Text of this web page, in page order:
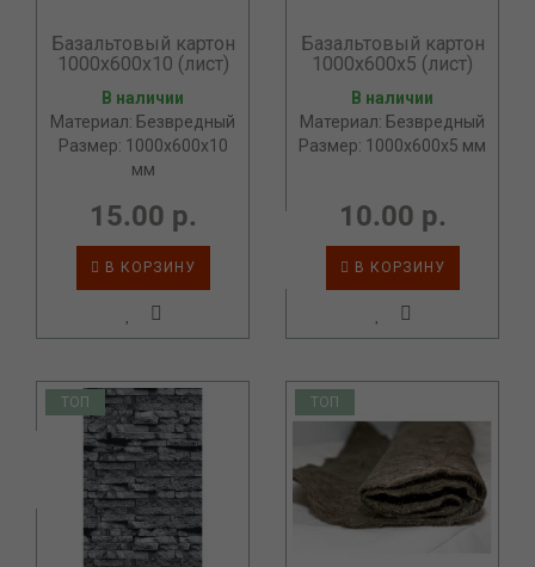
Базальтовый картон
1000х600х10 (лист)
В наличии
Материал: Безвредный
Размер: 1000x600x10
мм
15.00 р.
В КОРЗИНУ
Базальтовый картон
1000х600х5 (лист)
В наличии
Материал: Безвредный
Размер: 1000x600x5 мм
10.00 р.
В КОРЗИНУ
ТОП ТОП